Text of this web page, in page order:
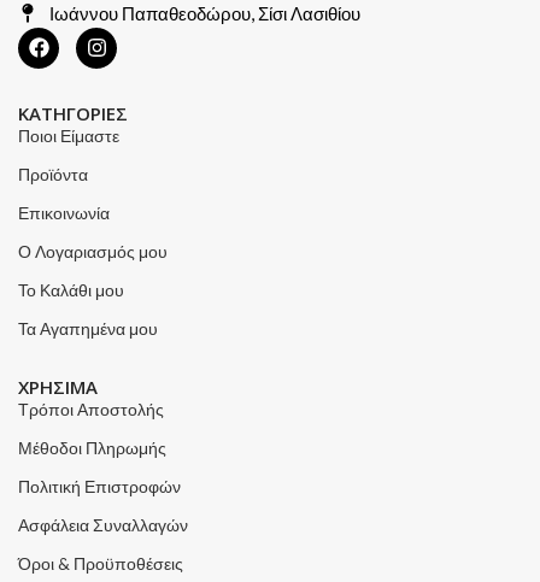
Ιωάννου Παπαθεοδώρου, Σίσι Λασιθίου
ΚΑΤΗΓΟΡΙΕΣ
Ποιοι Είμαστε
Προϊόντα
Επικοινωνία
Ο Λογαριασμός μου
Το Καλάθι μου
Τα Αγαπημένα μου
ΧΡΗΣΙΜΑ
Τρόποι Αποστολής
Μέθοδοι Πληρωμής
Πολιτική Επιστροφών
Ασφάλεια Συναλλαγών
Όροι & Προϋποθέσεις